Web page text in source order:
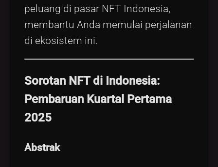
peluang di pasar NFT Indonesia,
membantu Anda memulai perjalanan
di ekosistem ini.
Sorotan NFT di Indonesia:
Pembaruan Kuartal Pertama
2025
Abstrak